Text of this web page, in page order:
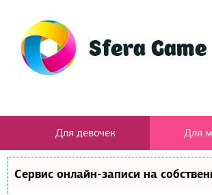
Для девочек Для
Сервис онлайн-записи на